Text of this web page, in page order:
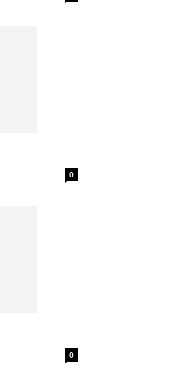
0
0